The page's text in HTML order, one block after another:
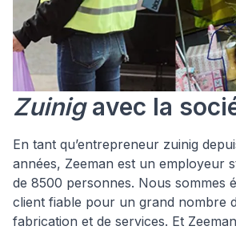
Zuinigavec la
En tant qu’entrepreneur zuinig
années, Zeeman est un employeur
de 8500 personnes. Nous sommes
client fiable pour un grand nombre
fabrication et de services. Et